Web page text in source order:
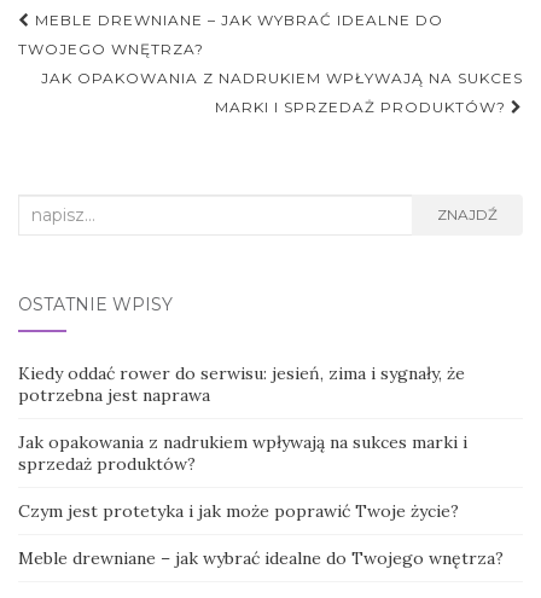
Nawigacja
postu
MEBLE DREWNIANE – JAK WYBRAĆ IDEALNE DO
TWOJEGO WNĘTRZA?
JAK OPAKOWANIA Z NADRUKIEM WPŁYWAJĄ NA SUKCES
MARKI I SPRZEDAŻ PRODUKTÓW?
Search
ZNAJDŹ
OSTATNIE WPISY
Kiedy oddać rower do serwisu: jesień, zima i sygnały, że
potrzebna jest naprawa
Jak opakowania z nadrukiem wpływają na sukces marki i
sprzedaż produktów?
Czym jest protetyka i jak może poprawić Twoje życie?
Meble drewniane – jak wybrać idealne do Twojego wnętrza?